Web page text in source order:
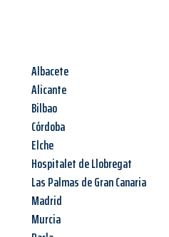
Albacete
Alicante
Bilbao
Córdoba
Elche
Hospitalet de Llobregat
Las Palmas de Gran Canaria
Madrid
Murcia